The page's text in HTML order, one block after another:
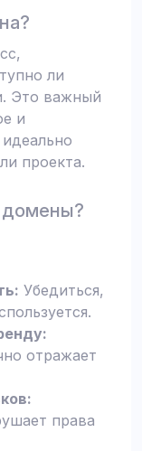
ли
Это важный
и
проекта.
домены?
Убедиться,
отражает
права